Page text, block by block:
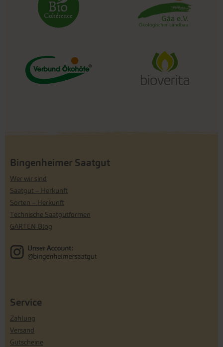
Bingenheimer Saatgut
Wer wir sind
Saatgut – Herkunft
Sorten – Herkunft
Technische Saatgutformen
GARTEN-Blog
Service
Zahlung
Versand
Gutscheine